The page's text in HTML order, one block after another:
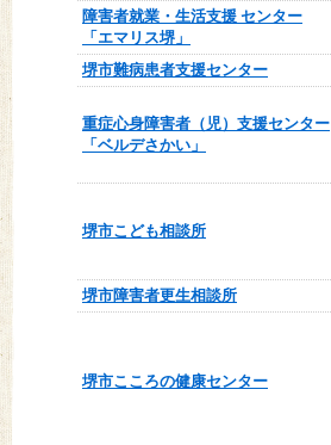
障害者就業・生活支援 センター
「エマリス堺」
堺市難病患者支援センター
重症心身障害者（児）支援センター
「ベルデさかい」
堺市こども相談所
堺市障害者更生相談所
堺市こころの健康センター